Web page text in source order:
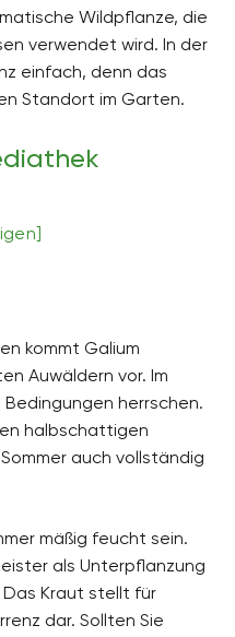
Wildpflanze, die
verwendet wird. In der
einfach, denn das
Standort im Garten.
kommt Galium
Auwäldern vor. Im
herrschen.
halbschattigen
auch vollständig
mäßig feucht sein.
als Unterpflanzung
Kraut stellt für
dar. Sollten Sie